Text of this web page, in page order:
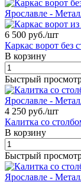
6 500 руб./шт
Каркас ворот без
В корзину
Быстрый
4 250 руб./шт
Калитка со
В корзину
Быстрый